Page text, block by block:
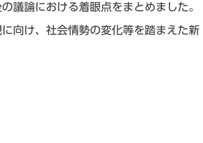
議論における着眼点をまとめました。
向け、社会情勢の変化等を踏まえた新